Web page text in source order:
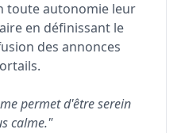
toute autonomie leur
en définissant le
des annonces
permet d'être serein
calme."